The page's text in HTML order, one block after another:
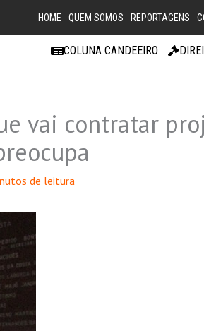
HOME QUEM SOMOS REPORTAGENS
COLUNA CANDEEIRO
vai contratar
de leitura